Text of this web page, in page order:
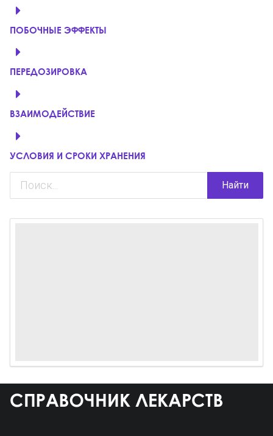
ПОБОЧНЫЕ ЭФФЕКТЫ
ПЕРЕДОЗИРОВКА
ВЗАИМОДЕЙСТВИЕ
УСЛОВИЯ И СРОКИ ХРАНЕНИЯ
Найти